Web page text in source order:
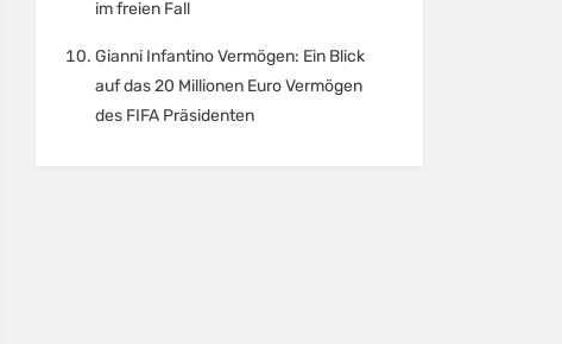
im freien Fall
Gianni Infantino Vermögen: Ein Blick
auf das 20 Millionen Euro Vermögen
des FIFA Präsidenten